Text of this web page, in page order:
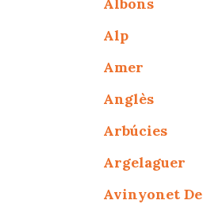
Alp
Amer
Anglès
Arbúcies
Argelaguer
Avinyonet De